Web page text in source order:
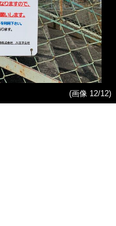
(画像 12/12)